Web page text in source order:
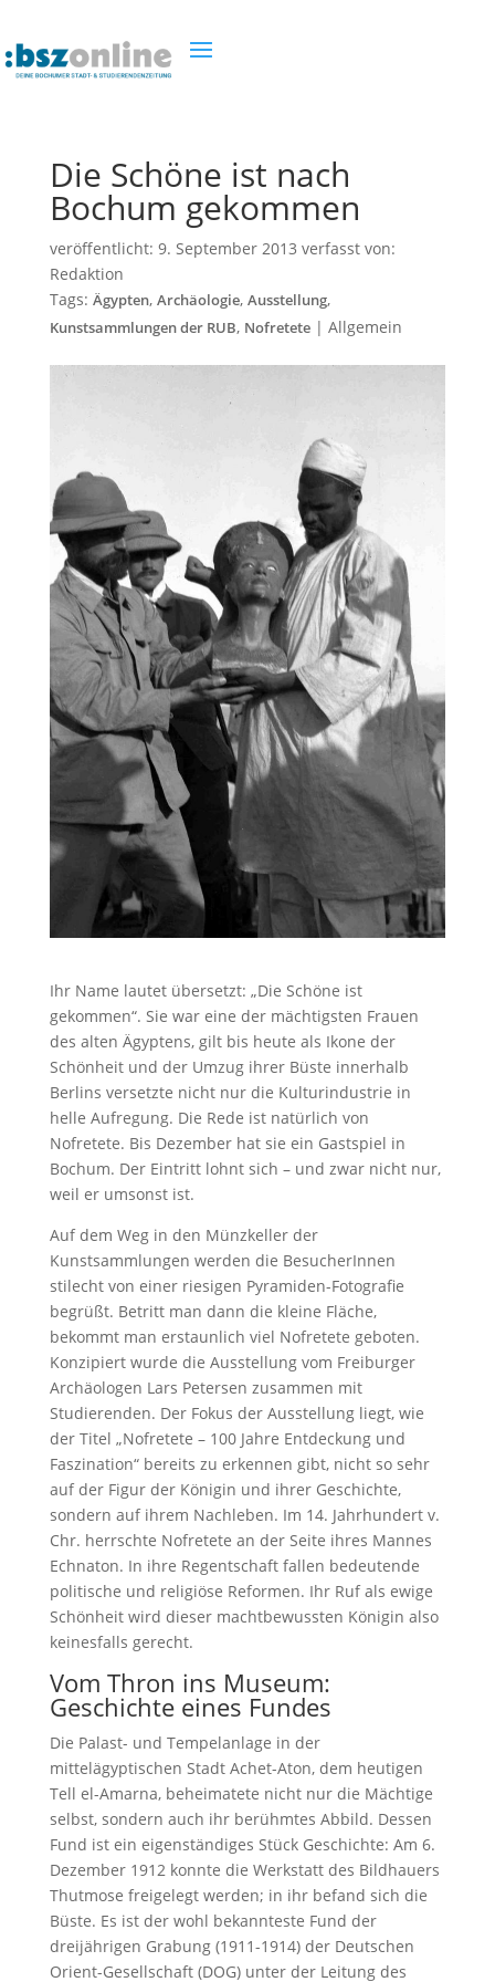
Die Schöne ist nach
Bochum gekommen
veröffentlicht: 9. September 2013 verfasst von:
Redaktion
Tags: Ägypten, Archäologie, Ausstellung,
Kunstsammlungen der RUB, Nofretete| Allgemein
Ihr Name lautet übersetzt: „Die Schöne ist
gekommen“. Sie war eine der mächtigsten Frauen
des alten Ägyptens, gilt bis heute als Ikone der
Schönheit und der Umzug ihrer Büste innerhalb
Berlins versetzte nicht nur die Kulturindustrie in
helle Aufregung. Die Rede ist natürlich von
Nofretete. Bis Dezember hat sie ein Gastspiel in
Bochum. Der Eintritt lohnt sich – und zwar nicht nur,
weil er umsonst ist.
Auf dem Weg in den Münzkeller der
Kunstsammlungen werden die BesucherInnen
stilecht von einer riesigen Pyramiden-Fotografie
begrüßt. Betritt man dann die kleine Fläche,
bekommt man erstaunlich viel Nofretete geboten.
Konzipiert wurde die Ausstellung vom Freiburger
Archäologen Lars Petersen zusammen mit
Studierenden. Der Fokus der Ausstellung liegt, wie
der Titel „Nofretete – 100 Jahre Entdeckung und
Faszination“ bereits zu erkennen gibt, nicht so sehr
auf der Figur der Königin und ihrer Geschichte,
sondern auf ihrem Nachleben. Im 14. Jahrhundert v.
Chr. herrschte Nofretete an der Seite ihres Mannes
Echnaton. In ihre Regentschaft fallen bedeutende
politische und religiöse Reformen. Ihr Ruf als ewige
Schönheit wird dieser machtbewussten Königin also
keinesfalls gerecht.
Vom Thron ins Museum:
Geschichte eines Fundes
Die Palast- und Tempelanlage in der
mittelägyptischen Stadt Achet-Aton, dem heutigen
Tell el-Amarna, beheimatete nicht nur die Mächtige
selbst, sondern auch ihr berühmtes Abbild. Dessen
Fund ist ein eigenständiges Stück Geschichte: Am 6.
Dezember 1912 konnte die Werkstatt des Bildhauers
Thutmose freigelegt werden; in ihr befand sich die
Büste. Es ist der wohl bekannteste Fund der
dreijährigen Grabung (1911-1914) der Deutschen
Orient-Gesellschaft (DOG) unter der Leitung des